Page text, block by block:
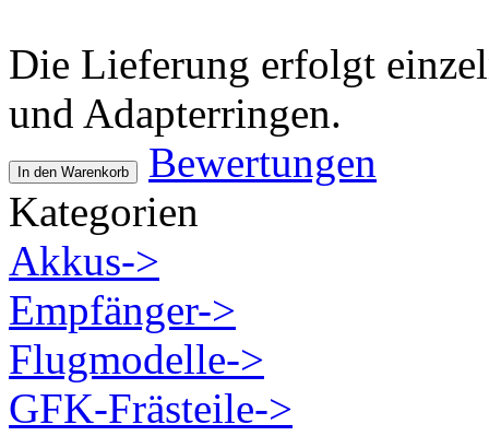
Die Lieferung erfolgt
und Adapterringen.
In den Warenkorb
Bewertungen
Kategorien
Akkus->
Empfänger->
Flugmodelle->
GFK-Frästeile->